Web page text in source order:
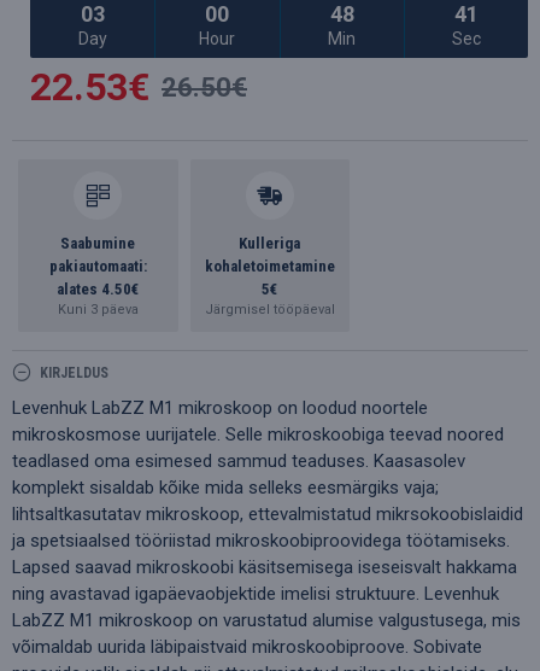
03
Day
00
Hour
48
Min
40
Sec
22.53€ 26.50€
Saabumine
pakiautomaati:
alates 4.50€
Kuni 3 päeva
Kulleriga
kohaletoimetamine
5€
Järgmisel tööpäeval
KIRJELDUS
Levenhuk LabZZ M1 mikroskoop on loodud noortele
mikroskosmose uurijatele. Selle mikroskoobiga teevad noored
teadlased oma esimesed sammud teaduses. Kaasasolev
komplekt sisaldab kõike mida selleks eesmärgiks vaja;
lihtsaltkasutatav mikroskoop, ettevalmistatud mikrsokoobislaidid
ja spetsiaalsed tööriistad mikroskoobiproovidega töötamiseks.
Lapsed saavad mikroskoobi käsitsemisega iseseisvalt hakkama
ning avastavad igapäevaobjektide imelisi struktuure. Levenhuk
LabZZ M1 mikroskoop on varustatud alumise valgustusega, mis
võimaldab uurida läbipaistvaid mikroskoobiproove. Sobivate